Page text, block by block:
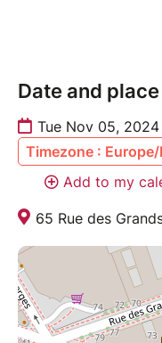
Date and place
Tue Nov 05,
Timezone : Europe/
Add to my
65 Rue des